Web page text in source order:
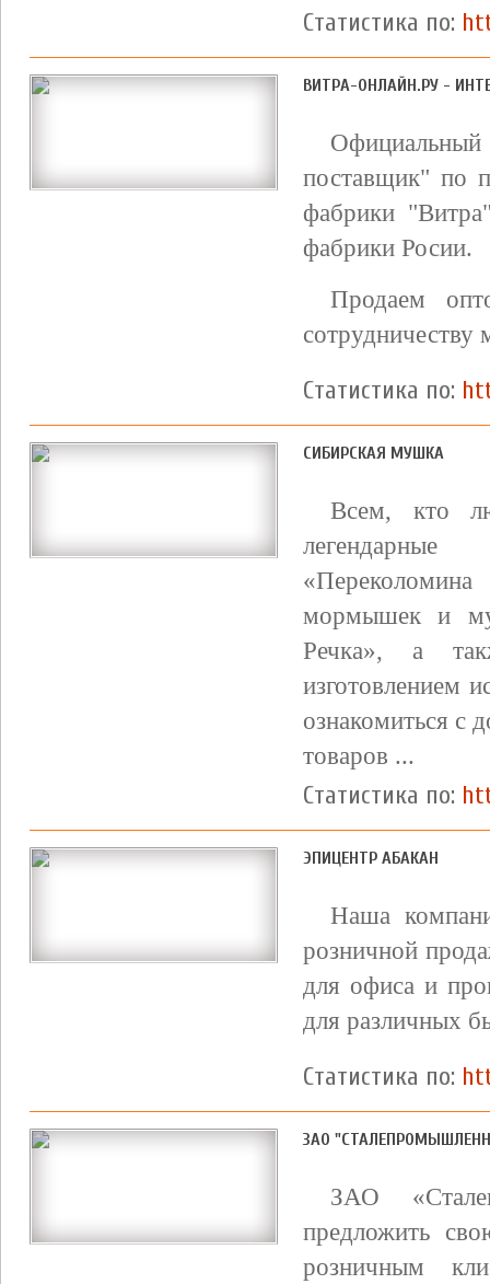
Статистика по:
ВИТРА-ОНЛАЙН.РУ -
поставщик" по
фабрики
фабрики Росии.
Продаем
сотрудничеству
Статистика по:
СИБИРСКАЯ МУШКА
Всем, кто
мормышек и
Речка», а
изготовлением
ознакомиться с
товаров ...
Статистика по:
ЭПИЦЕНТР АБАКАН
Наша
розничной
для офиса и
для различных
Статистика по:
ЗАО
ЗАО
предложить
розничным